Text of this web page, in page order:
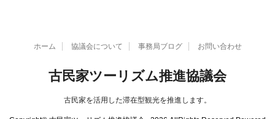
ホーム 協議会について 事務局ブログ お問い合わせ
古民家ツーリズム推進協議会
古民家を活用した滞在型観光を推進します。